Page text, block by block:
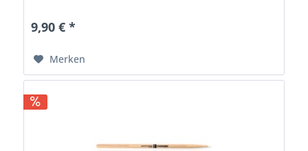
9,90 € *
Merken